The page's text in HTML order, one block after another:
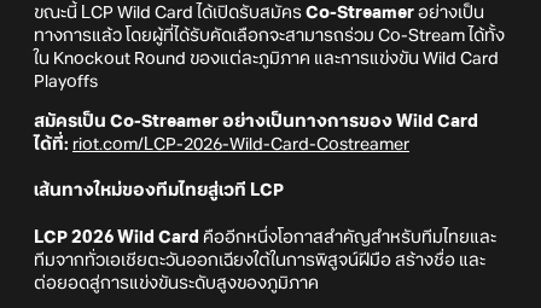
ขณะนี้ LCP Wild Card ได้เปิดรับสมัคร Co-Streamer อย่างเป็น
ทางการแล้ว โดยผู้ที่ได้รับคัดเลือกจะสามารถร่วม Co-Stream ได้ทั้ง
ใน Knockout Round ของแต่ละภูมิภาค และการแข่งขัน Wild Card
Playoffs
สมัครเป็น Co-Streamer อย่างเป็นทางการของ Wild Card
ได้ที่: riot.com/LCP-2026-Wild-Card-Costreamer
เส้นทางใหม่ของทีมไทยสู่เวที LCP
LCP 2026 Wild Card คืออีกหนึ่งโอกาสสำคัญสำหรับทีมไทยและ
ทีมจากทั่วเอเชียตะวันออกเฉียงใต้ในการพิสูจน์ฝีมือ สร้างชื่อ และ
ต่อยอดสู่การแข่งขันระดับสูงของภูมิภาค